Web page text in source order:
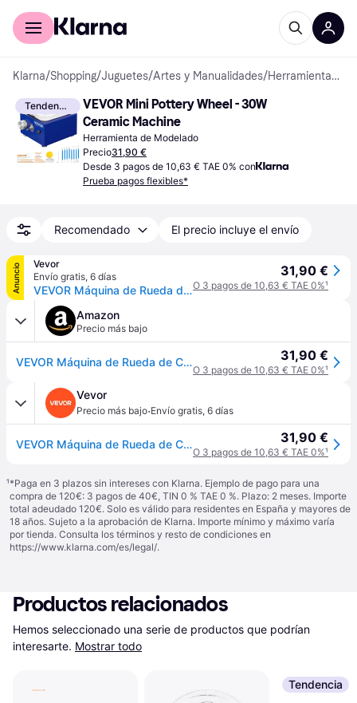
Comprar con Klarna
Klarna/Shopping/Juguetes/Artes y Manualidades/ Herramientas de Modelado
Tendencia
VEVOR Mini Pottery Wheel - 30W
Ceramic Machine
Herramienta de Modelado
Precio31,90 €
Desde 3 pagos de 10,63 € TAE 0% con
Prueba pagos flexibles*
Recomendado El precio incluye el envío
Anuncio
Vevor
Envío gratis, 6 días
VEVOR Máquina de Rueda de Cerámica Eléctrica 2 Platos Giratorios Diámetro de 6,5 cm / 10 cm Torno de Alfarero 30 W Máquina de Arcilla de Cerámica 0-300 rpm con Pedal para Modelar Artesanía Cerámica
31,90 €
O 3 pagos de 10,63 € TAE 0%¹
Amazon
Precio más bajo
VEVOR Máquina de Rueda de Cerámica Eléctrica 2 Platos Giratorios Diámetro de 6,5 cm / 10 cm Torno de Alfarero 30 W Máquina de Arcilla de Cerámica 0-300 rpm con Pedal para Modelar Artesanía Cerámica 31,90 €
O 3 pagos de 10,63 € TAE 0%¹
Vevor
Precio más bajo·Envío gratis, 6 días
VEVOR Máquina de Rueda de Cerámica Eléctrica 2 Platos Giratorios Diámetro de 6,5 cm / 10 cm Torno de Alfarero 30 W Máquina de Arcilla de Cerámica 0-300 rpm con Pedal para Modelar Artesanía Cerámica 31,90 €
O 3 pagos de 10,63 € TAE 0%¹
¹*Paga en 3 plazos sin intereses con Klarna. Ejemplo de pago para una
compra de 120€: 3 pagos de 40€, TIN 0 % TAE 0 %. Plazo: 2 meses. Importe
total adeudado 120€. Solo es válido para residentes en España y mayores de
18 años. Sujeto a la aprobación de Klarna. Importe mínimo y máximo varía
por tienda. Consulta los términos y resto de condiciones en
https://www.klarna.com/es/legal/.
Productos relacionados
Hemos seleccionado una serie de productos que podrían
interesarte. Mostrar todo
Tendencia